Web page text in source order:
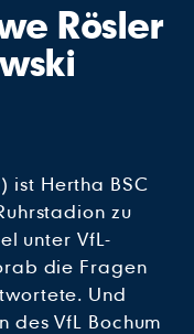
Rösler
ist Hertha BSC
zu
unter VfL-
die Fragen
Und
des VfL Bochum